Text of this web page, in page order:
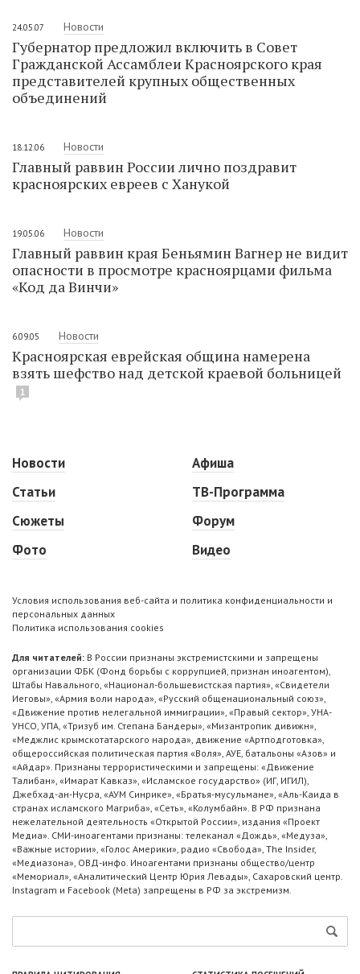
24.05.07 Новости
Губернатор предложил включить в Совет
Гражданской Ассамблеи Красноярского края
представителей крупных общественных
объединений
18.12.06 Новости
Главный раввин России лично поздравит
красноярских евреев с Ханукой
19.05.06 Новости
Главный раввин края Беньямин Вагнер не видит
опасности в просмотре красноярцами фильма
«Код да Винчи»
6.09.05 Новости
Красноярская еврейская община намерена
взять шефство над детской краевой больницей
1
Новости
Статьи
Сюжеты
Фото
Афиша
ТВ-Программа
Форум
Видео
Условия использования веб-сайта и политика конфиденциальности и
персональных данных
Политика использования cookies
Для читателей: В России признаны экстремистскими и запрещены
организации ФБК (Фонд борьбы с коррупцией, признан иноагентом),
Штабы Навального, «Национал-большевистская партия», «Свидетели
Иеговы», «Армия воли народа», «Русский общенациональный союз»,
«Движение против нелегальной иммиграции», «Правый сектор», УНА-
УНСО, УПА, «Тризуб им. Степана Бандеры», «Мизантропик дивижн»,
«Меджлис крымскотатарского народа», движение «Артподготовка»,
общероссийская политическая партия «Воля», АУЕ, батальоны «Азов» и
«Айдар». Признаны террористическими и запрещены: «Движение
Талибан», «Имарат Кавказ», «Исламское государство» (ИГ, ИГИЛ),
Джебхад-ан-Нусра, «АУМ Синрике», «Братья-мусульмане», «Аль-Каида в
странах исламского Магриба», «Сеть», «Колумбайн». В РФ признана
нежелательной деятельность «Открытой России», издания «Проект
Медиа». СМИ-иноагентами признаны: телеканал «Дождь», «Медуза»,
«Важные истории», «Голос Америки», радио «Свобода», The Insider,
«Медиазона», ОВД-инфо. Иноагентами признаны общество/центр
«Мемориал», «Аналитический Центр Юрия Левады», Сахаровский центр.
Instagram и Facebook (Metа) запрещены в РФ за экстремизм.